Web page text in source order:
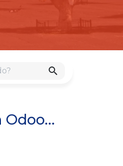
search
Procedimiento Implementación Suite Soltein Odoo ERP Localización MX